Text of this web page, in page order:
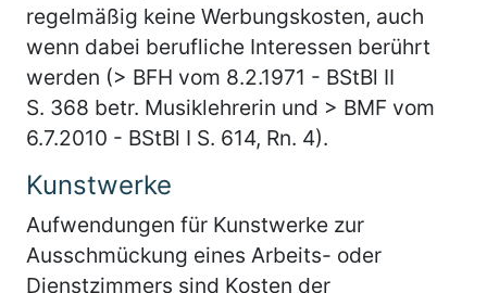
regelmäßig keine Werbungskosten, auch
wenn dabei berufliche Interessen berührt
werden (> BFH vom 8.2.1971 - BStBl II
S. 368 betr. Musiklehrerin und > BMF vom
6.7.2010 - BStBl I S. 614, Rn. 4).
Kunstwerke
Aufwendungen für Kunstwerke zur
Ausschmückung eines Arbeits- oder
Dienstzimmers sind Kosten der